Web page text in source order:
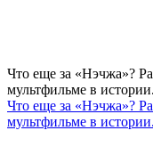
Что еще за «Нэчжа»?
мультфильме в
Что еще за «Нэчжа»?
мультфильме в